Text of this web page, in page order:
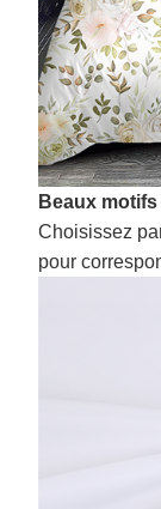
Beaux motifs
Choisissez
pour